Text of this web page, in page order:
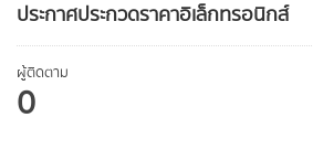
ประกาศประกวดราคาอิเล็กทรอนิกส์
ผู้ติดตาม
0